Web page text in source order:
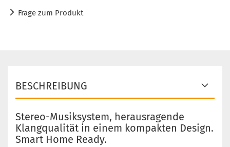
Frage zum Produkt
BESCHREIBUNG
Stereo-Musiksystem, herausragende
Klangqualität in einem kompakten Design.
Smart Home Ready.